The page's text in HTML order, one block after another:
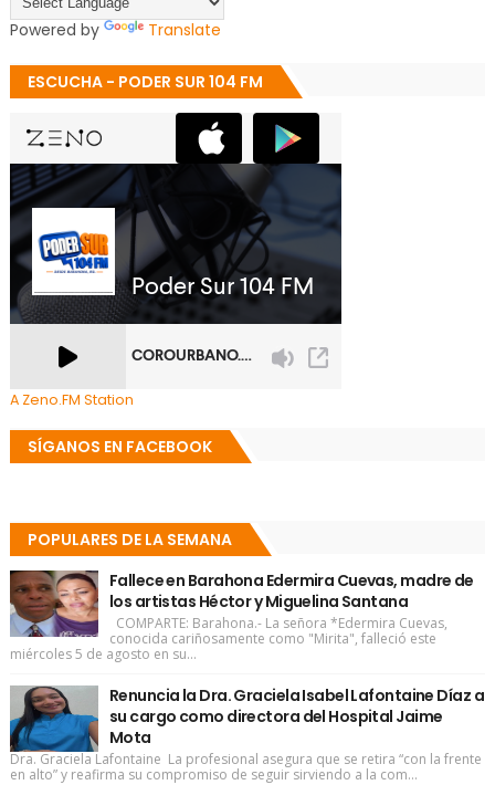
Powered by Translate
ESCUCHA - PODER SUR 104 FM
A Zeno.FM Station
SÍGANOS EN FACEBOOK
POPULARES DE LA SEMANA
Fallece en Barahona Edermira Cuevas, madre de
los artistas Héctor y Miguelina Santana
COMPARTE: Barahona.- La señora *Edermira Cuevas,
conocida cariñosamente como "Mirita", falleció este
miércoles 5 de agosto en su...
Renuncia la Dra. Graciela Isabel Lafontaine Díaz a
su cargo como directora del Hospital Jaime
Mota
Dra. Graciela Lafontaine La profesional asegura que se retira “con la frente
en alto” y reafirma su compromiso de seguir sirviendo a la com...